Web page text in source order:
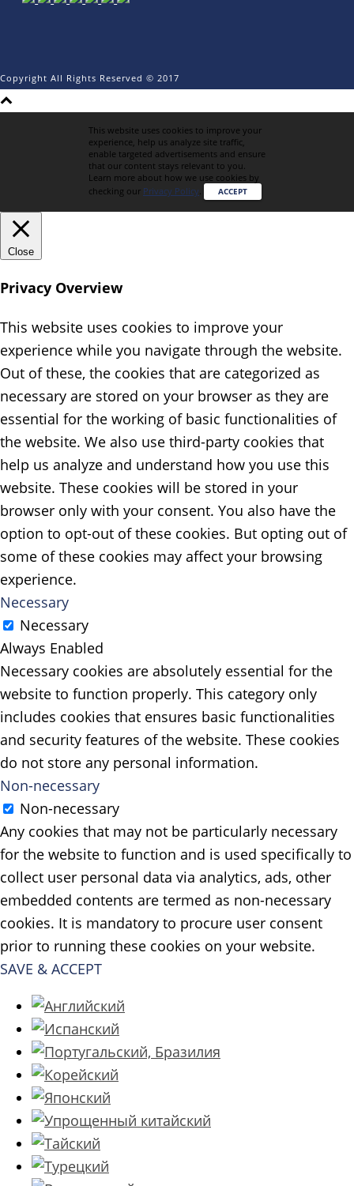
Copyright All Rights Reserved © 2017
This website uses cookies to improve your
experience, help us analyze site traffic,
enable targeted advertisements and ensure
that our content stays relevant to you.
Learn more about how we use cookies by
checking our Privacy Policy. ACCEPT
Close
Privacy Overview
This website uses cookies to improve your
experience while you navigate through the website.
Out of these, the cookies that are categorized as
necessary are stored on your browser as they are
essential for the working of basic functionalities of
the website. We also use third-party cookies that
help us analyze and understand how you use this
website. These cookies will be stored in your
browser only with your consent. You also have the
option to opt-out of these cookies. But opting out of
some of these cookies may affect your browsing
experience.
Necessary
Necessary
Always Enabled
Necessary cookies are absolutely essential for the
website to function properly. This category only
includes cookies that ensures basic functionalities
and security features of the website. These cookies
do not store any personal information.
Non-necessary
Non-necessary
Any cookies that may not be particularly necessary
for the website to function and is used specifically to
collect user personal data via analytics, ads, other
embedded contents are termed as non-necessary
cookies. It is mandatory to procure user consent
prior to running these cookies on your website.
SAVE & ACCEPT